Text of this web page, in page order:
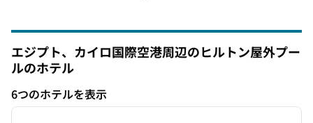
エジプト、カイロ国際空港周辺のヒルトン屋外プー
ルのホテル
6つのホテルを表示
6つのホテルを表示
1/12
次の